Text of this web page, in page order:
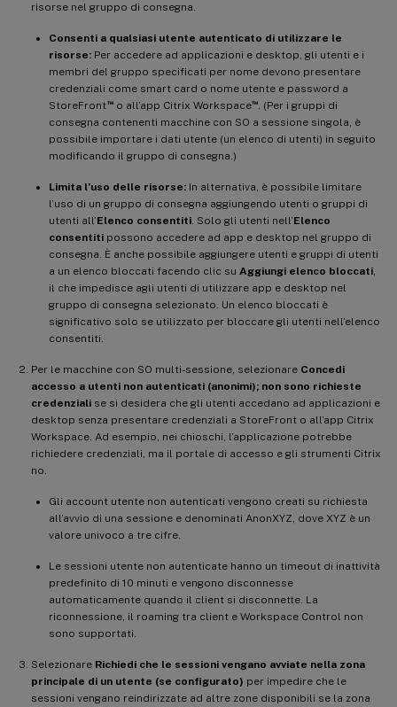
risorse nel gruppo di consegna.
Consenti a qualsiasi utente autenticato di utilizzare le
risorse: Per accedere ad applicazioni e desktop, gli utenti e i
membri del gruppo specificati per nome devono presentare
credenziali come smart card o nome utente e password a
StoreFront™o all’app Citrix Workspace™. (Per i gruppi di
consegna contenenti macchine con SO a sessione singola, è
possibile importare i dati utente (un elenco di utenti) in seguito
modificando il gruppo di consegna.)
Limita l’uso delle risorse: In alternativa, è possibile limitare
l’uso di un gruppo di consegna aggiungendo utenti o gruppi di
utenti all’Elenco consentiti. Solo gli utenti nell’Elenco
consentiti possono accedere ad app e desktop nel gruppo di
consegna. È anche possibile aggiungere utenti e gruppi di utenti
a un elenco bloccati facendo clic su Aggiungi elenco bloccati,
il che impedisce agli utenti di utilizzare app e desktop nel
gruppo di consegna selezionato. Un elenco bloccati è
significativo solo se utilizzato per bloccare gli utenti nell’elenco
consentiti.
Per le macchine con SO multi-sessione, selezionare Concedi
accesso a utenti non autenticati (anonimi); non sono richieste
credenziali se si desidera che gli utenti accedano ad applicazioni e
desktop senza presentare credenziali a StoreFront o all’app Citrix
Workspace. Ad esempio, nei chioschi, l’applicazione potrebbe
richiedere credenziali, ma il portale di accesso e gli strumenti Citrix
no.
Gli account utente non autenticati vengono creati su richiesta
all’avvio di una sessione e denominati AnonXYZ, dove XYZ è un
valore univoco a tre cifre.
Le sessioni utente non autenticate hanno un timeout di inattività
predefinito di 10 minuti e vengono disconnesse
automaticamente quando il client si disconnette. La
riconnessione, il roaming tra client e Workspace Control non
sono supportati.
Selezionare Richiedi che le sessioni vengano avviate nella zona
principale di un utente (se configurato) per impedire che le
sessioni vengano reindirizzate ad altre zone disponibili se la zona